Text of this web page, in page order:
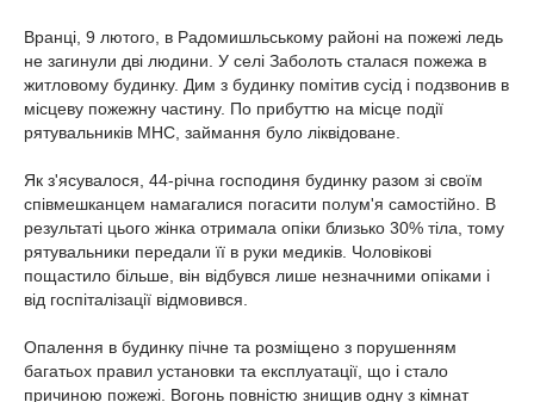
Вранці, 9 лютого, в Радомишльському районі на пожежі ледь
не загинули дві людини. У селі Заболоть сталася пожежа в
житловому будинку. Дим з будинку помітив сусід і подзвонив в
місцеву пожежну частину. По прибуттю на місце події
рятувальників МНС, займання було ліквідоване.
Як з'ясувалося, 44-річна господиня будинку разом зі своїм
співмешканцем намагалися погасити полум'я самостійно. В
результаті цього жінка отримала опіки близько 30% тіла, тому
рятувальники передали її в руки медиків. Чоловікові
пощастило більше, він відбувся лише незначними опіками і
від госпіталізації відмовився.
Опалення в будинку пічне та розміщено з порушенням
багатьох правил установки та експлуатації, що і стало
причиною пожежі. Вогонь повністю знищив одну з кімнат